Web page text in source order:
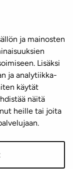
ja mainosten
Lisäksi
ja analytiikka-
käytät
näitä
heille tai joita